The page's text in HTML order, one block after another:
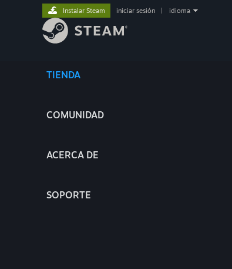
TIENDA
COMUNIDAD
ACERCA DE
SOPORTE
Instalar Steam iniciar sesión idioma